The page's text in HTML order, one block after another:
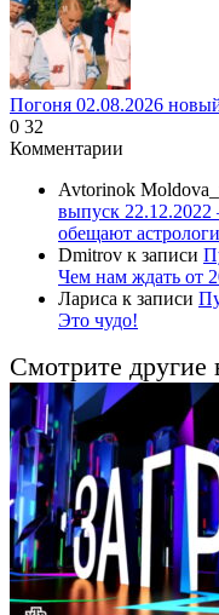
Погоня 02.08.2026
0 32
Комментарии
Avtorinok
выпуск 22.12.2022
обещают
Dmitrov к записи
Чем нам ждать от
Лариса к записи
Это чудо!
Смотрите другие